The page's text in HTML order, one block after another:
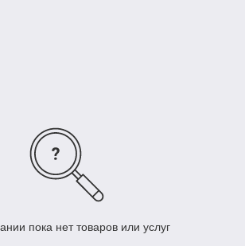
пока нет товаров или услуг